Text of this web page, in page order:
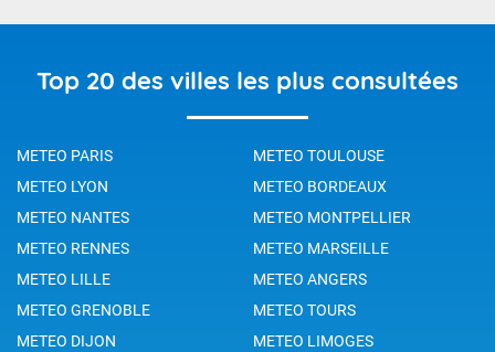
Top 20 des villes les plus consultées
METEO PARIS
METEO TOULOUSE
METEO LYON
METEO BORDEAUX
METEO NANTES
METEO MONTPELLIER
METEO RENNES
METEO MARSEILLE
METEO LILLE
METEO ANGERS
METEO GRENOBLE
METEO TOURS
METEO DIJON
METEO LIMOGES